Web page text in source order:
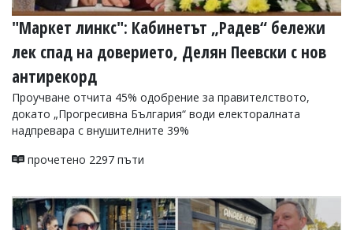
"Маркет линкс": Кабинетът „Радев“ бележи
лек спад на доверието, Делян Пеевски с нов
антирекорд
Проучване отчита 45% одобрение за правителството,
докато „Прогресивна България“ води електоралната
надпревара с внушителните 39%
прочетено 2297 пъти